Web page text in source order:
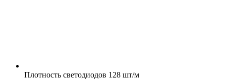
Плотность светодиодов 128 шт/м